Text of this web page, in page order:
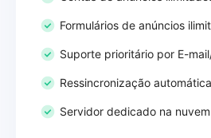
Formulários de anúncios
Suporte prioritário por E-
Ressincronização
Servidor dedicado na nuvem